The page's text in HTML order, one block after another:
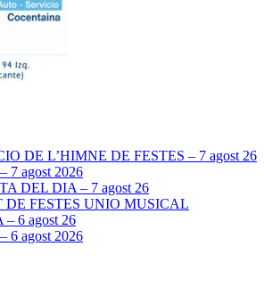
DE L’HIMNE DE FESTES – 7 agost 26
7 agost 2026
DEL DIA – 7 agost 26
DE FESTES UNIO MUSICAL
6 agost 26
6 agost 2026